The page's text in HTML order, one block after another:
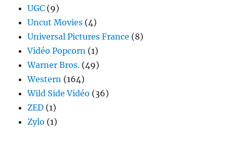
UGC (9)
Uncut Movies (4)
Universal Pictures France (8)
Vidéo Popcorn (1)
Warner Bros. (49)
Western (164)
Wild Side Vidéo (36)
ZED (1)
Zylo (1)